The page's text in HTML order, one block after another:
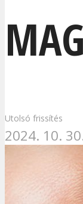
Utolsó frissítés
2024. 10.